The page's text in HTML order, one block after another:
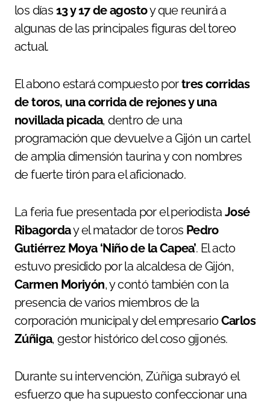
los días 13 y 17 de agostoy que reunirá a
algunas de las principales figuras del toreo
actual.
El abono estará compuesto portres corridas
de toros, una corrida de rejones y una
novillada picada, dentro de una
programación que devuelve a Gijón un cartel
de amplia dimensión taurina y con nombres
de fuerte tirón para el aficionado.
La feria fue presentada por el periodista José
Ribagorday el matador de toros Pedro
Gutiérrez Moya ‘Niño de la Capea’. El acto
estuvo presidido por la alcaldesa de Gijón,
Carmen Moriyón, y contó también con la
presencia de varios miembros de la
corporación municipal y del empresarioCarlos
Zúñiga, gestor histórico del coso gijonés.
Durante su intervención, Zúñiga subrayó el
esfuerzo que ha supuesto confeccionar una